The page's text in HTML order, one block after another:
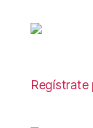
Regístrate